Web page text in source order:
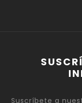
Suscríbete a